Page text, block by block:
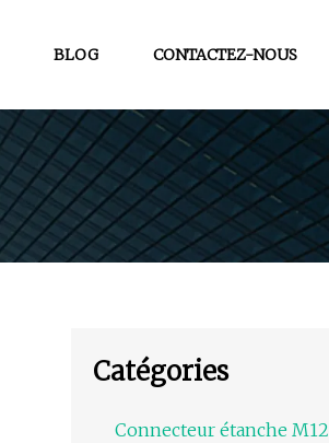
BLOG CONTACTEZ-NOUS
Catégories
Connecteur étanche M12